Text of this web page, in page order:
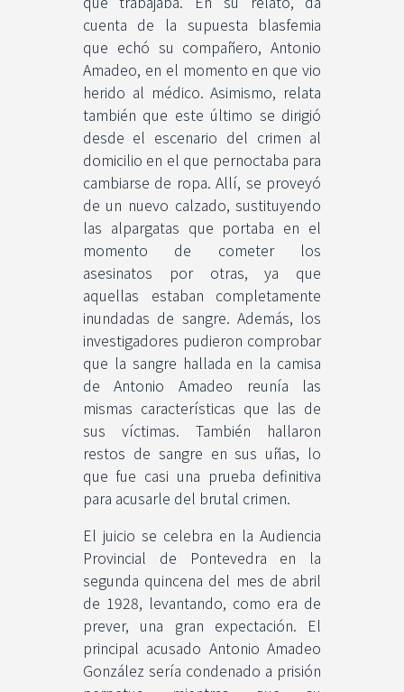
cuenta de la supuesta blasfemia
que echó su compañero, Antonio
Amadeo, en el momento en que vio
herido al médico. Asimismo, relata
también que este último se dirigió
desde el escenario del crimen al
domicilio en el que pernoctaba para
cambiarse de ropa. Allí, se proveyó
de un nuevo calzado, sustituyendo
las alpargatas que portaba en el
momento de cometer los
asesinatos por otras, ya que
aquellas estaban completamente
inundadas de sangre. Además, los
investigadores pudieron comprobar
que la sangre hallada en la camisa
de Antonio Amadeo reunía las
mismas características que las de
sus víctimas. También hallaron
restos de sangre en sus uñas, lo
que fue casi una prueba definitiva
para acusarle del brutal crimen.
El juicio se celebra en la Audiencia
Provincial de Pontevedra en la
segunda quincena del mes de abril
de 1928, levantando, como era de
prever, una gran expectación. El
principal acusado Antonio Amadeo
González sería condenado a prisión